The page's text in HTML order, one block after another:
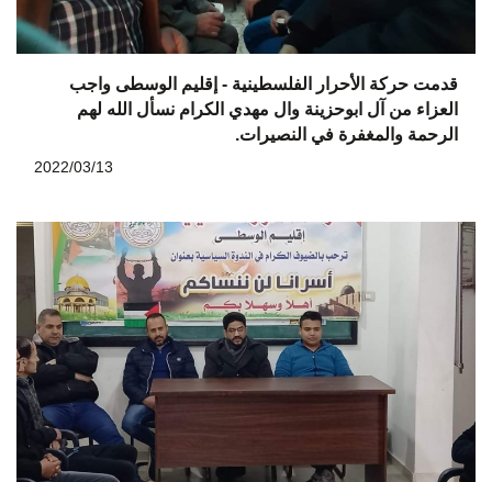
قدمت حركة الأحرار الفلسطينية - إقليم الوسطى واجب
العزاء من آل ابوحزينة وال مهدي الكرام نسأل الله لهم
الرحمة والمغفرة في النصيرات.